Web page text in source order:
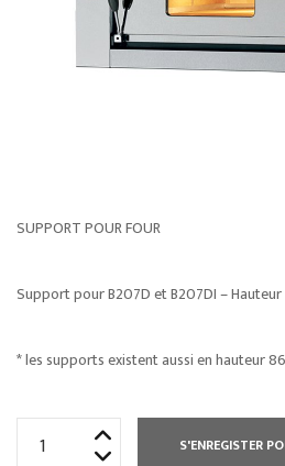
SUPPORT POUR FOUR
Support pour B207D et B207DI –
* les supports existent aussi en hauteur
S'ENREGISTER